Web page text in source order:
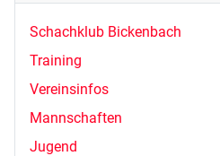
Schachklub Bickenbach
Training
Vereinsinfos
Mannschaften
Jugend